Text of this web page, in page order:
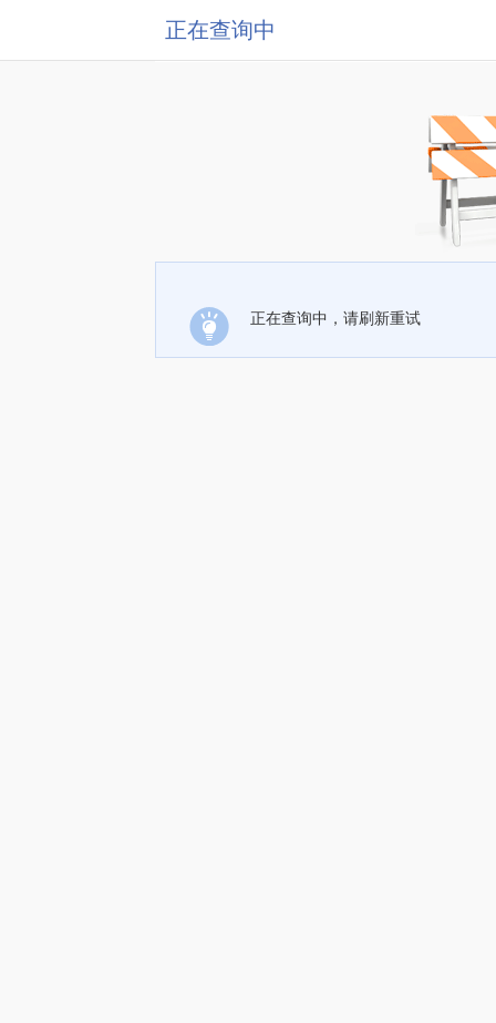
正在查询中
正在查询中，请刷新重试